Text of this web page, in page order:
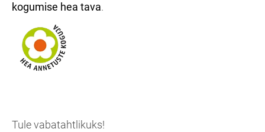
kogumise hea tava.
Tule vabatahtlikuks!